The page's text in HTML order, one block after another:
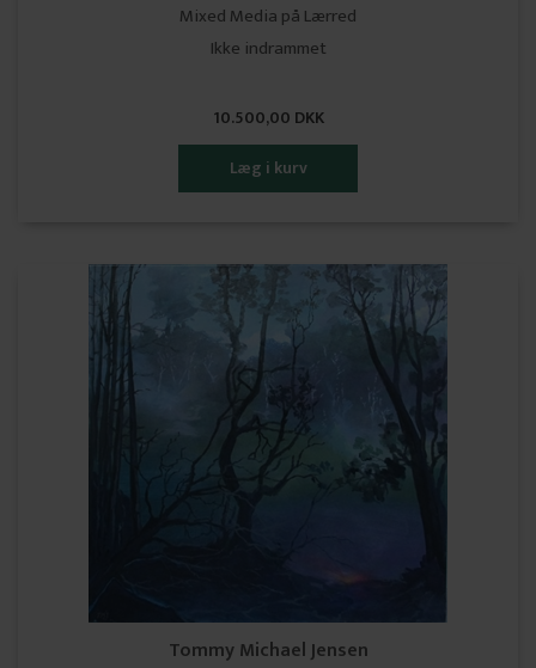
Mixed Media på Lærred
Ikke indrammet
10.500,00 DKK
Tommy Michael Jensen